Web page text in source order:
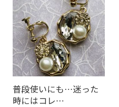
普段使いにも…迷った
時にはコレ…